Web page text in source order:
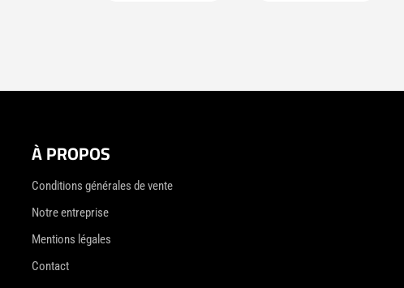
À PROPOS
Conditions générales de vente
Notre entreprise
Mentions légales
Contact